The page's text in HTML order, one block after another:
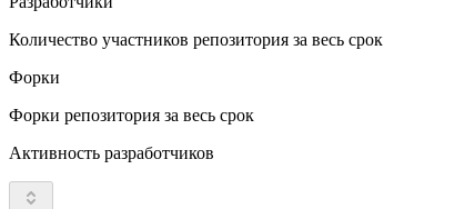
Количество участников репозитория за весь срок
Форки
Форки репозитория за весь срок
Активность разработчиков